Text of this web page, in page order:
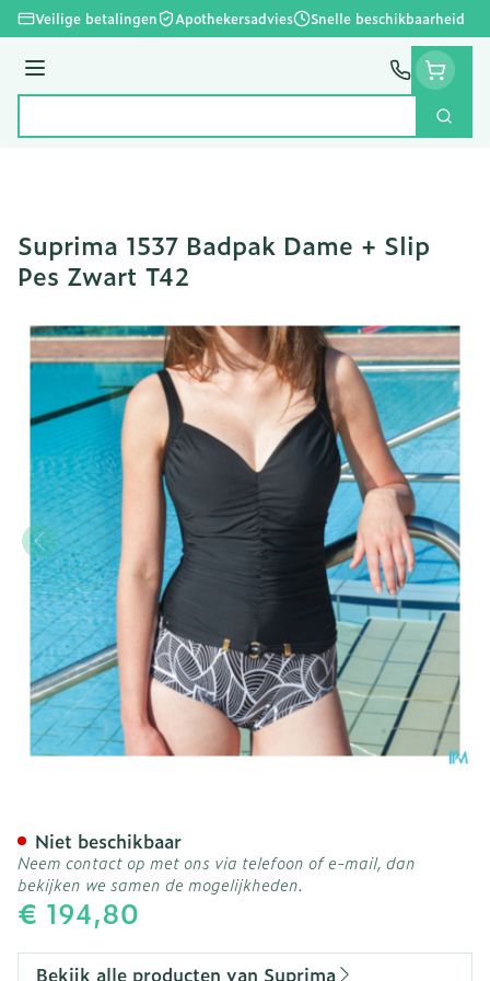
Ga naar de inhoud
Veilige betalingen Apothekersadvies Snelle beschikbaarheid
Menu
Zoek
Suprima 1537 Badpak Dame + Slip
Pes Zwart T42
€ 194,80
Niet beschikbaar
Neem contact op met ons via telefoon of e-mail, dan
bekijken we samen de mogelijkheden.
Bekijk alle producten van Suprima